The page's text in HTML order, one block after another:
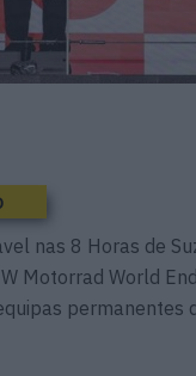
nas 8 Horas de
Motorrad World
permanentes